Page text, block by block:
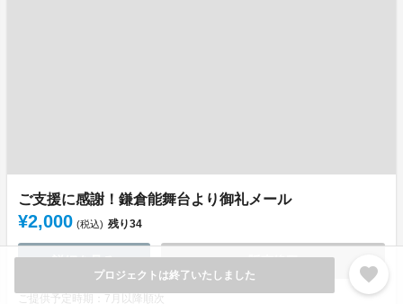
プロジェクトは終了いたしました favorite
ご支援に感謝！鎌倉能舞台より御礼メール
¥2,000 (税込) 残り34
詳細を見る 販売終了
ご提供予定時期：7月以降順次